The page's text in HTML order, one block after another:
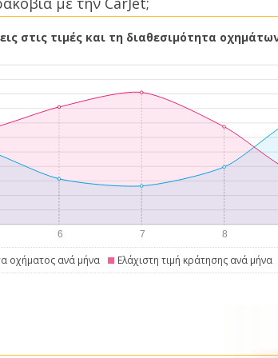
στις τιμές και τη διαθεσιμότητα
οχήματος ανά μήνα Ελάχιστη τιμή κράτησης ανά μήνα